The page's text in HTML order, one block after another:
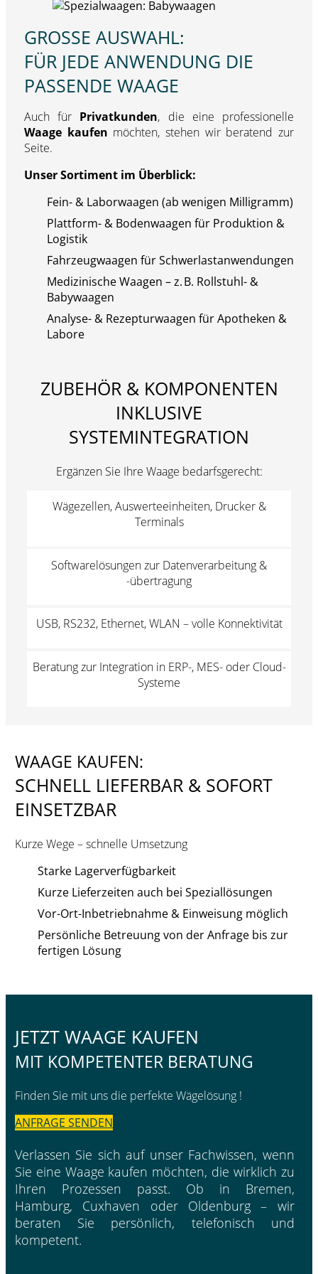
GROSSE AUSWAHL:
FÜR JEDE ANWENDUNG DIE
PASSENDE WAAGE
Auch für Privatkunden, die eine professionelle
Waage kaufen möchten, stehen wir beratend zur
Seite.
Unser Sortiment im Überblick:
Fein- & Laborwaagen (ab wenigen Milligramm)
Plattform- & Bodenwaagen für Produktion &
Logistik
Fahrzeugwaagen für Schwerlastanwendungen
Medizinische Waagen – z. B. Rollstuhl- &
Babywaagen
Analyse- & Rezepturwaagen für Apotheken &
Labore
ZUBEHÖR & KOMPONENTEN
INKLUSIVE
SYSTEMINTEGRATION
Ergänzen Sie Ihre Waage bedarfsgerecht:
Wägezellen, Auswerteeinheiten, Drucker &
Terminals
Softwarelösungen zur Datenverarbeitung &
-übertragung
USB, RS232, Ethernet, WLAN – volle Konnektivität
Beratung zur Integration in ERP-, MES- oder Cloud-
Systeme
WAAGE KAUFEN:
SCHNELL LIEFERBAR & SOFORT
EINSETZBAR
Kurze Wege – schnelle Umsetzung
Starke Lagerverfügbarkeit
Kurze Lieferzeiten auch bei Speziallösungen
Vor-Ort-Inbetriebnahme & Einweisung möglich
Persönliche Betreuung von der Anfrage bis zur
fertigen Lösung
JETZT WAAGE KAUFEN
MIT KOMPETENTER BERATUNG
Finden Sie mit uns die perfekte Wägelösung !
ANFRAGE SENDEN
Verlassen Sie sich auf unser Fachwissen, wenn
Sie eine Waage kaufen möchten, die wirklich zu
Ihren Prozessen passt. Ob in Bremen,
Hamburg, Cuxhaven oder Oldenburg – wir
beraten Sie persönlich, telefonisch und
kompetent.